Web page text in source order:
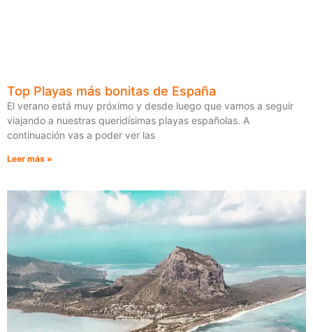
Top Playas más bonitas de España
El verano está muy próximo y desde luego que vamos a seguir
viajando a nuestras queridísimas playas españolas. A
continuación vas a poder ver las
Leer más »